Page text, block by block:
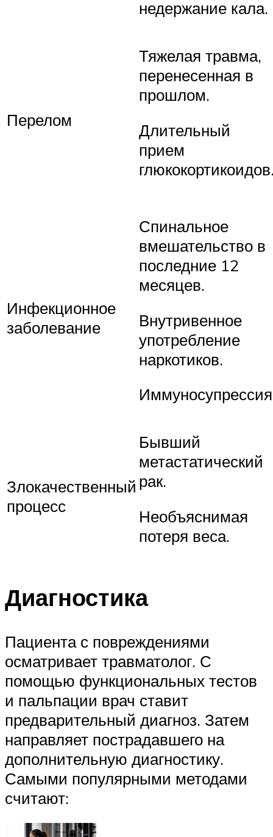
недержание кала.
Перелом
Тяжелая травма,
перенесенная в
прошлом.
Длительный
прием
Инфекционное
заболевание
Спинальное
вмешательство в
последние 12
месяцев.
Внутривенное
употребление
наркотиков.
Злокачественный
процесс
Бывший
метастатический
рак.
Необъяснимая
потеря веса.
Диагностика
Пациента с повреждениями
осматривает травматолог. С
помощью функциональных тестов
и пальпации врач ставит
предварительный диагноз. Затем
направляет пострадавшего на
дополнительную диагностику.
Самыми популярными методами
считают: